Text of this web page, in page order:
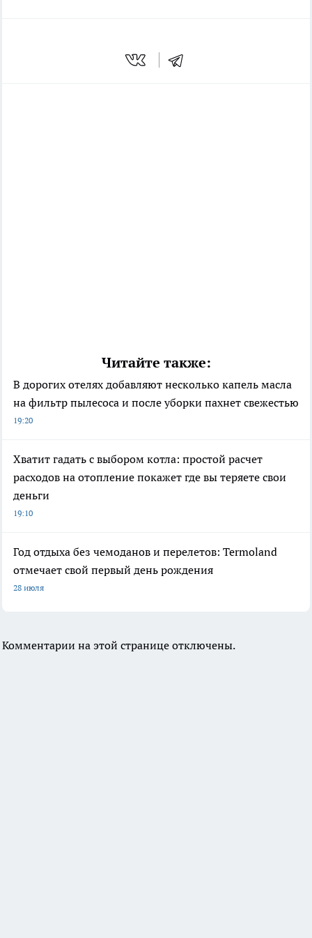
Читайте также:
В дорогих отелях добавляют несколько капель масла
на фильтр пылесоса и после уборки пахнет свежестью
19:20
Хватит гадать с выбором котла: простой расчет
расходов на отопление покажет где вы теряете свои
деньги
19:10
Год отдыха без чемоданов и перелетов: Termoland
отмечает свой первый день рождения
28 июля
Комментарии на этой странице отключены.